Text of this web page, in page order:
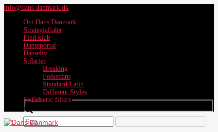
info@dans-danmark.dk
Om Dans Danmark
Strategiaftaler
Find klub
Danseportal
Danseliv
Stilarter
Breaking
Folkedans
Standard/Latin
Different Styles
Search
Generic filters